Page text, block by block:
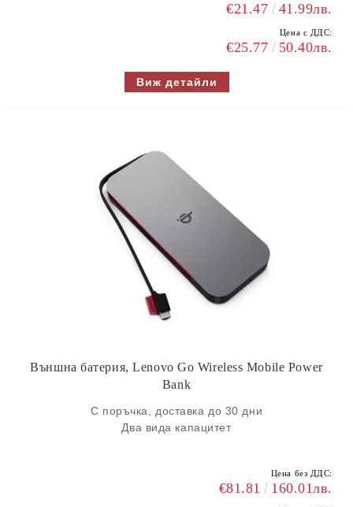
€21.47 41.99лв.
Цена с ДДС:
€25.77 50.40лв.
Виж детайли
Външна батерия, Lenovo Go Wireless Mobile Power
Bank
С поръчка, доставка до 30 дни
Два вида капацитет
Цена без ДДС:
€81.81 160.01лв.